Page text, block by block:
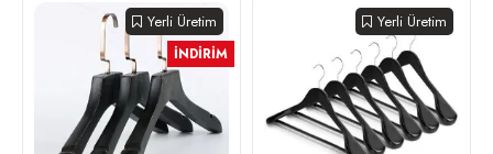
Yerli Üretim
İNDIRIM
Yerli Üretim